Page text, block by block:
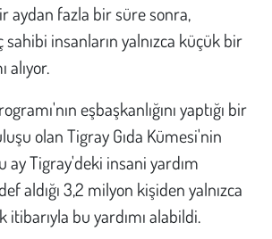
aydan fazla bir süre sonra,
insanların yalnızca küçük bir
alıyor.
eşbaşkanlığını yaptığı bir
olan Tigray Gıda Kümesi'nin
ay Tigray'deki insani yardım
aldığı 3,2 milyon kişiden yalnızca
itibarıyla bu yardımı alabildi.